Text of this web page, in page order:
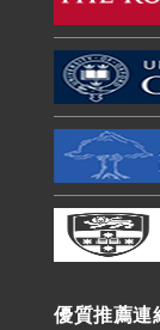
優質推薦連